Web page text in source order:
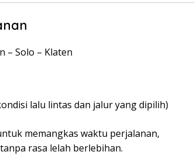
– Solo – Klaten
lalu lintas dan jalur yang dipilih)
memangkas waktu perjalanan,
rasa lelah berlebihan.